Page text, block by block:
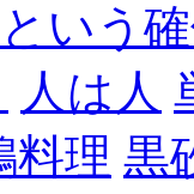
いう
人は人
料理 黒